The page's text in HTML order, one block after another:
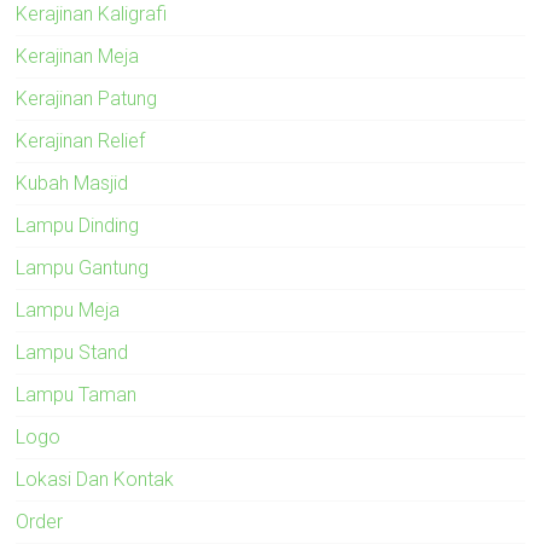
Kerajinan Kaligrafi
Kerajinan Meja
Kerajinan Patung
Kerajinan Relief
Kubah Masjid
Lampu Dinding
Lampu Gantung
Lampu Meja
Lampu Stand
Lampu Taman
Logo
Lokasi Dan Kontak
Order